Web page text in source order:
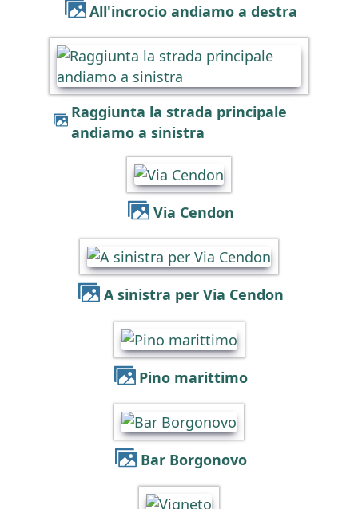
All'incrocio andiamo a destra
Raggiunta la strada principale
andiamo a sinistra
Via Cendon
A sinistra per Via Cendon
Pino marittimo
Bar Borgonovo